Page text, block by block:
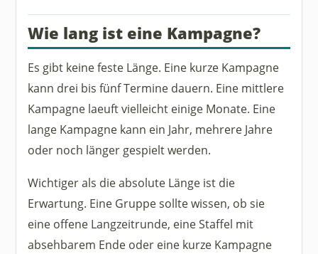
Wie lang ist eine Kampagne?
Es gibt keine feste Länge. Eine kurze Kampagne
kann drei bis fünf Termine dauern. Eine mittlere
Kampagne laeuft vielleicht einige Monate. Eine
lange Kampagne kann ein Jahr, mehrere Jahre
oder noch länger gespielt werden.
Wichtiger als die absolute Länge ist die
Erwartung. Eine Gruppe sollte wissen, ob sie
eine offene Langzeitrunde, eine Staffel mit
absehbarem Ende oder eine kurze Kampagne